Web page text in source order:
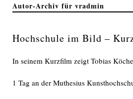
Autor-Archiv für vradmin
Hochschule im Bild –
In seinem Kurzfilm zeigt Tobias
1 Tag an der Muthesius